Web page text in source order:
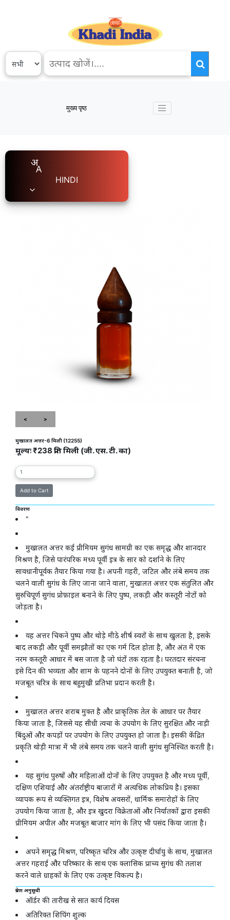
मुख्य पृष्ठ
HINDI
< >
मुखालत अत्तर-6 मिली (12255)
मूल्यः ₹238 प्रति मिली (जी. एस. टी. का)
विवरण
"
मुखालत अत्तर कई प्रीमियम सुगंध सामग्री का एक समृद्ध और शानदार
मिश्रण है, जिसे पारंपरिक मध्य पूर्वी इत्र के सार को दर्शाने के लिए
सावधानीपूर्वक तैयार किया गया है। अपनी गहरी, जटिल और लंबे समय तक
चलने वाली सुगंध के लिए जाना जाने वाला, मुखालत अत्तर एक संतुलित और
सुरुचिपूर्ण सुगंध प्रोफ़ाइल बनाने के लिए पुष्प, लकड़ी और कस्तूरी नोटों को
जोड़ता है।
यह अत्तर चिकने पुष्प और थोड़े मीठे शीर्ष स्वरों के साथ खुलता है, इसके
बाद लकड़ी और पूर्वी समझौतों का एक गर्म दिल होता है, और अंत में एक
नरम कस्तूरी आधार में बस जाता है जो घंटों तक रहता है। परतदार संरचना
इसे दिन की भव्यता और शाम के पहनने दोनों के लिए उपयुक्त बनाती है, जो
मजबूत चरित्र के साथ बहुमुखी प्रतिभा प्रदान करती है।
मुखालत अत्तर शराब मुक्त है और प्राकृतिक तेल के आधार पर तैयार
किया जाता है, जिससे यह सीधी त्वचा के उपयोग के लिए सुरक्षित और नाड़ी
बिंदुओं और कपड़ों पर उपयोग के लिए उपयुक्त हो जाता है। इसकी केंद्रित
प्रकृति थोड़ी मात्रा में भी लंबे समय तक चलने वाली सुगंध सुनिश्चित करती है।
यह सुगंध पुरुषों और महिलाओं दोनों के लिए उपयुक्त है और मध्य पूर्वी,
दक्षिण एशियाई और अंतर्राष्ट्रीय बाजारों में अत्यधिक लोकप्रिय है। इसका
व्यापक रूप से व्यक्तिगत इत्र, विशेष अवसरों, धार्मिक समारोहों के लिए
उपयोग किया जाता है, और इत्र खुदरा विक्रेताओं और निर्यातकों द्वारा इसकी
प्रीमियम अपील और मजबूत बाजार मांग के लिए भी पसंद किया जाता है।
अपने समृद्ध मिश्रण, परिष्कृत चरित्र और उत्कृष्ट दीर्घायु के साथ, मुखालत
अत्तर गहराई और परिष्कार के साथ एक क्लासिक प्राच्य सुगंध की तलाश
करने वाले ग्राहकों के लिए एक उत्कृष्ट विकल्प है।
प्रेषण अनुसूची
ऑर्डर की तारीख से सात कार्य दिवस
अतिरिक्त शिपिंग शुल्क